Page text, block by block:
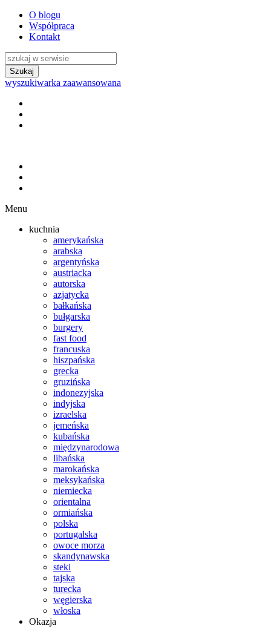
O blogu
Współpraca
Kontakt
wyszukiwarka zaawansowana
Menu
kuchnia
amerykańska
arabska
argentyńska
austriacka
autorska
azjatycka
bałkańska
bułgarska
burgery
fast food
francuska
hiszpańska
grecka
gruzińska
indonezyjska
indyjska
izraelska
jemeńska
kubańska
międzynarodowa
libańska
marokańska
meksykańska
niemiecka
orientalna
ormiańska
polska
portugalska
owoce morza
skandynawska
steki
tajska
turecka
węgierska
włoska
Okazja